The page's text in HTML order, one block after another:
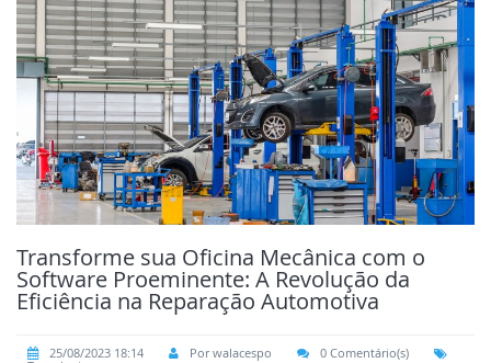
Transforme sua Oficina Mecânica com o
Software Proeminente: A Revolução da
Eficiência na Reparação Automotiva
25/08/2023 18:14 Por walacespo
0 Comentário(s)